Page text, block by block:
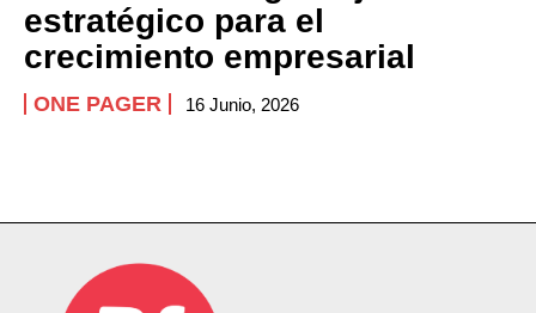
estratégico para el
crecimiento empresarial
ONE PAGER 16 Junio, 2026